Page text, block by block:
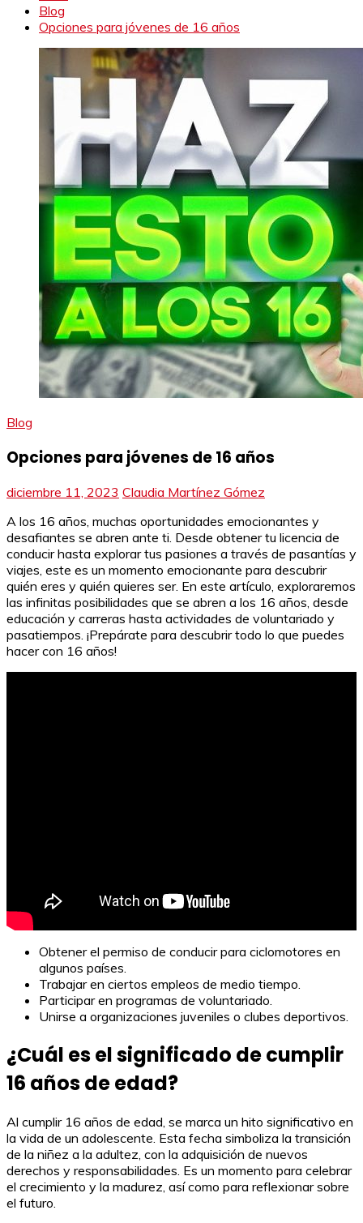
Blog
Opciones para jóvenes de 16 años
Blog
Opciones para jóvenes de 16 años
diciembre 11, 2023 Claudia Martínez Gómez
A los 16 años, muchas oportunidades emocionantes y
desafiantes se abren ante ti. Desde obtener tu licencia de
conducir hasta explorar tus pasiones a través de pasantías y
viajes, este es un momento emocionante para descubrir
quién eres y quién quieres ser. En este artículo, exploraremos
las infinitas posibilidades que se abren a los 16 años, desde
educación y carreras hasta actividades de voluntariado y
pasatiempos. ¡Prepárate para descubrir todo lo que puedes
hacer con 16 años!
Obtener el permiso de conducir para ciclomotores en
algunos países.
Trabajar en ciertos empleos de medio tiempo.
Participar en programas de voluntariado.
Unirse a organizaciones juveniles o clubes deportivos.
¿Cuál es el significado de cumplir
16 años de edad?
Al cumplir 16 años de edad, se marca un hito significativo en
la vida de un adolescente. Esta fecha simboliza la transición
de la niñez a la adultez, con la adquisición de nuevos
derechos y responsabilidades. Es un momento para celebrar
el crecimiento y la madurez, así como para reflexionar sobre
el futuro.